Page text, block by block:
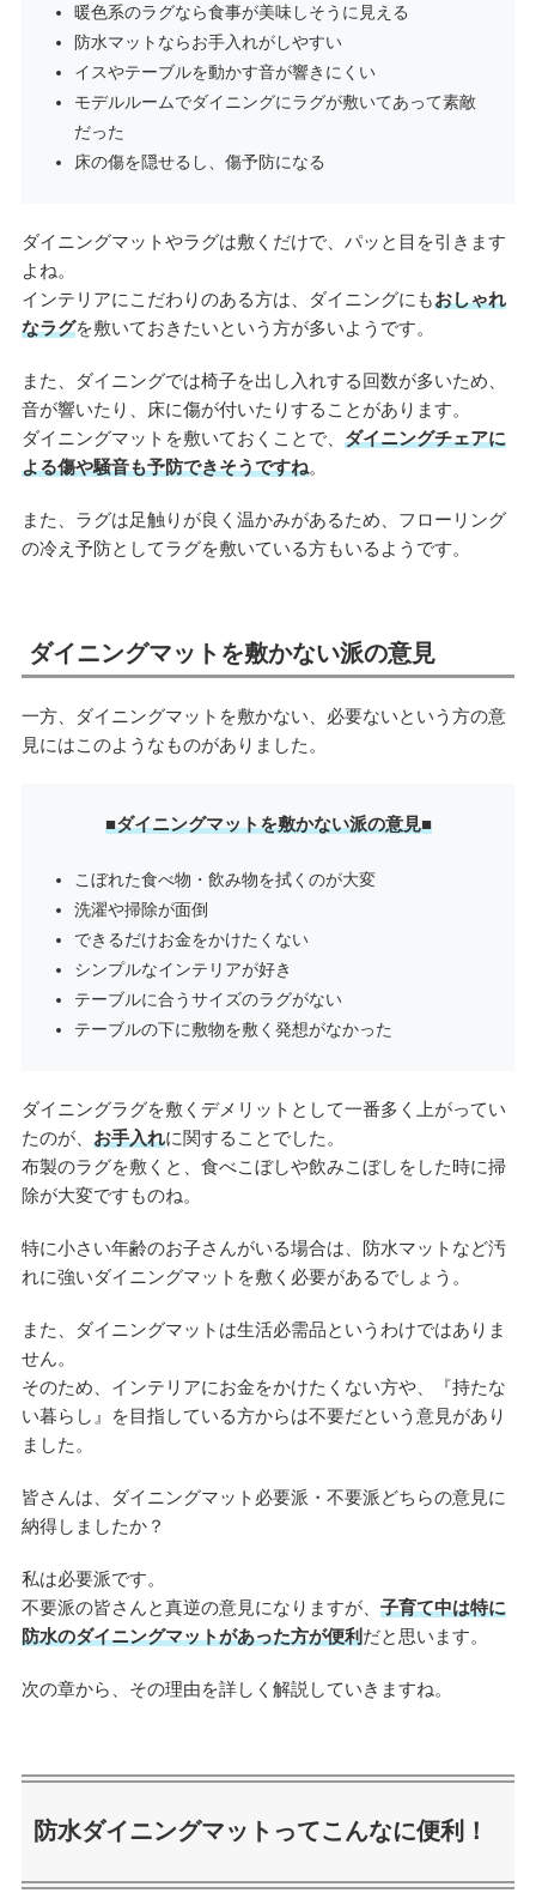
暖色系のラグなら食事が美味しそうに見える
防水マットならお手入れがしやすい
イスやテーブルを動かす音が響きにくい
モデルルームでダイニングにラグが敷いてあって素敵
だった
床の傷を隠せるし、傷予防になる
ダイニングマットやラグは敷くだけで、パッと目を引きます
よね。
インテリアにこだわりのある方は、ダイニングにもおしゃれ
なラグを敷いておきたいという方が多いようです。
また、ダイニングでは椅子を出し入れする回数が多いため、
音が響いたり、床に傷が付いたりすることがあります。
ダイニングマットを敷いておくことで、 ダイニングチェアに
よる傷や騒音も予防できそうですね。
また、ラグは足触りが良く温かみがあるため、フローリング
の冷え予防としてラグを敷いている方もいるようです。
ダイニングマットを敷かない派の意見
一方、ダイニングマットを敷かない、必要ないという方の意
見にはこのようなものがありました。
■ダイニングマットを敷かない派の意見■
こぼれた食べ物・飲み物を拭くのが大変
洗濯や掃除が面倒
できるだけお金をかけたくない
シンプルなインテリアが好き
テーブルに合うサイズのラグがない
テーブルの下に敷物を敷く発想がなかった
ダイニングラグを敷くデメリットとして一番多く上がってい
たのが、 お手入れに関することでした。
布製のラグを敷くと、食べこぼしや飲みこぼしをした時に掃
除が大変ですものね。
特に小さい年齢のお子さんがいる場合は、防水マットなど汚
れに強いダイニングマットを敷く必要があるでしょう。
また、ダイニングマットは生活必需品というわけではありま
せん。
そのため、インテリアにお金をかけたくない方や、『持たな
い暮らし』を目指している方からは不要だという意見があり
ました。
皆さんは、ダイニングマット必要派・不要派どちらの意見に
納得しましたか？
私は必要派です。
不要派の皆さんと真逆の意見になりますが、 子育て中は特に
防水のダイニングマットがあった方が便利だと思います。
次の章から、その理由を詳しく解説していきますね。
防水ダイニングマットってこんなに便利！